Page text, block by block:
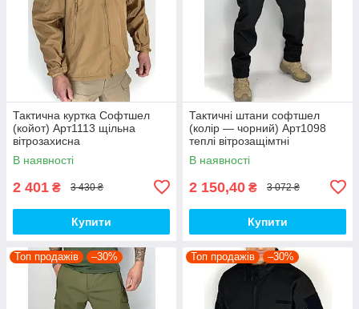
Тактична куртка Софтшел
(койот) Арт1113 щільна
вітрозахисна
водовідштовхувальна на
флісі топ
В наявності
2 401 ₴ 3 430 ₴
Купити
Тактичні штани софтшел
(колір — чорний) Арт1098
теплі вітрозащімтні
водовідштовхувальні на флісі
топ
В наявності
2 150,40 ₴ 3 072 ₴
Купити
Топ продажів –30% Топ продажів –30%